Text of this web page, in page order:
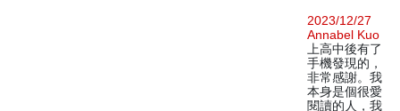
2023/12/27
Annabel Kuo
上高中後有了
手機發現的，
非常感謝。我
本身是個很愛
閱讀的人，我